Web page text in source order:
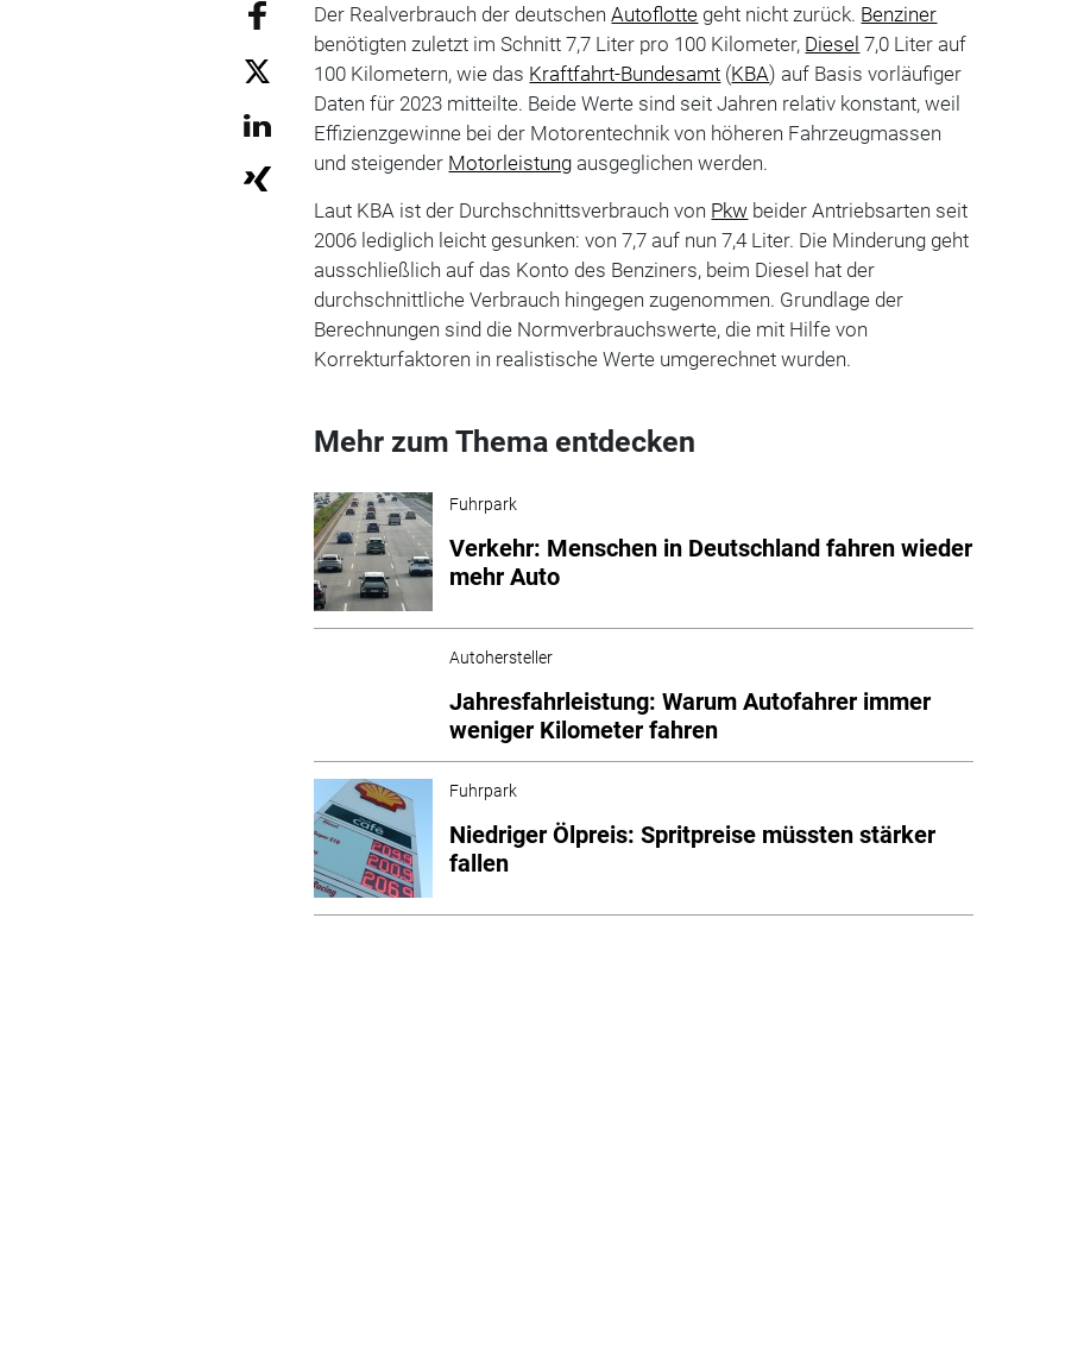
Der Realverbrauch der deutschenAutoflotte geht nicht zurück. Benziner
benötigten zuletzt im Schnitt 7,7 Liter pro 100 Kilometer, Diesel 7,0 Liter auf
100 Kilometern, wie das Kraftfahrt-Bundesamt (KBA) auf Basis vorläufiger
Daten für 2023 mitteilte. Beide Werte sind seit Jahren relativ konstant, weil
Effizienzgewinne bei der Motorentechnik von höheren Fahrzeugmassen
und steigender Motorleistung ausgeglichen werden.
Laut KBA ist der Durchschnittsverbrauch von Pkw beider Antriebsarten seit
2006 lediglich leicht gesunken: von 7,7 auf nun 7,4 Liter. Die Minderung geht
ausschließlich auf das Konto des Benziners, beim Diesel hat der
durchschnittliche Verbrauch hingegen zugenommen. Grundlage der
Berechnungen sind die Normverbrauchswerte, die mit Hilfe von
Korrekturfaktoren in realistische Werte umgerechnet wurden.
Mehr zum Thema entdecken
Fuhrpark
Verkehr: Menschen in Deutschland fahren wieder
mehr Auto
Autohersteller
Jahresfahrleistung: Warum Autofahrer immer
weniger Kilometer fahren
Fuhrpark
Niedriger Ölpreis: Spritpreise müssten stärker
fallen